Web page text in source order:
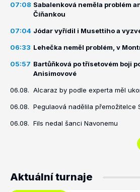
07:08 Sabalenková neměla problém
Číňankou
07:04 Jódar vyřídil i Musettiho a
06:33 Lehečka neměl problém, v
05:57 Bartůňková po třísetovém boji
Anisimovové
06.08. Alcaraz by podle experta měl
06.08. Pegulaová nadělila přemožitelce
06.08. Fils nedal šanci Navonemu
Aktuální turnaje